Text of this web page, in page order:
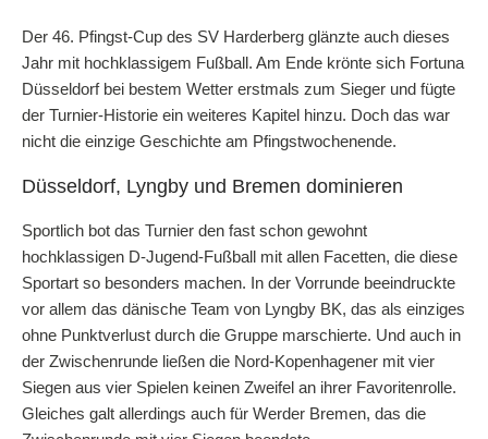
Der 46. Pfingst-Cup des SV Harderberg glänzte auch dieses
Jahr mit hochklassigem Fußball. Am Ende krönte sich Fortuna
Düsseldorf bei bestem Wetter erstmals zum Sieger und fügte
der Turnier-Historie ein weiteres Kapitel hinzu. Doch das war
nicht die einzige Geschichte am Pfingstwochenende.
Düsseldorf, Lyngby und Bremen dominieren
Sportlich bot das Turnier den fast schon gewohnt
hochklassigen D-Jugend-Fußball mit allen Facetten, die diese
Sportart so besonders machen. In der Vorrunde beeindruckte
vor allem das dänische Team von Lyngby BK, das als einziges
ohne Punktverlust durch die Gruppe marschierte. Und auch in
der Zwischenrunde ließen die Nord-Kopenhagener mit vier
Siegen aus vier Spielen keinen Zweifel an ihrer Favoritenrolle.
Gleiches galt allerdings auch für Werder Bremen, das die